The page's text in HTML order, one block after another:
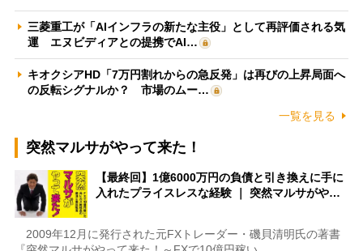
三菱重工が「AIインフラの新たな主役」として再評価される気
運 エヌビディアとの提携でAI…
キオクシアHD「7万円割れからの急反発」は再びの上昇局面へ
の反転シグナルか？ 市場のムー…
一覧を見る
突然マルサがやって来た！
【最終回】1億6000万円の負債と引き換えに手に
入れたプライスレスな経験 ｜ 突然マルサがや…
2009年12月に発行された元FXトレーダー・磯貝清明氏の著書